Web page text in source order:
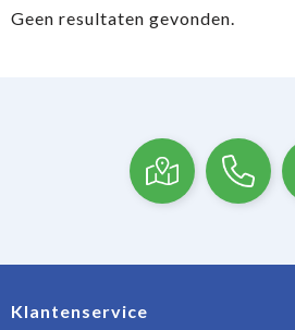
Geen resultaten gevonden.
Klantenservice